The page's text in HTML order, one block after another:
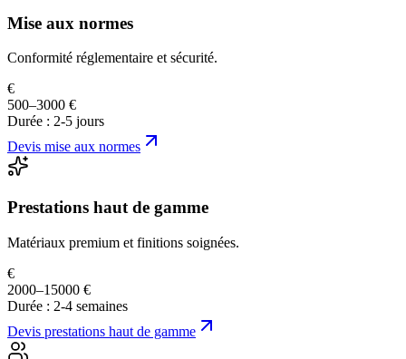
Mise aux normes
Conformité réglementaire et sécurité.
€
500–3000 €
Durée : 2-5 jours
Devis mise aux normes
Prestations haut de gamme
Matériaux premium et finitions soignées.
€
2000–15000 €
Durée : 2-4 semaines
Devis prestations haut de gamme